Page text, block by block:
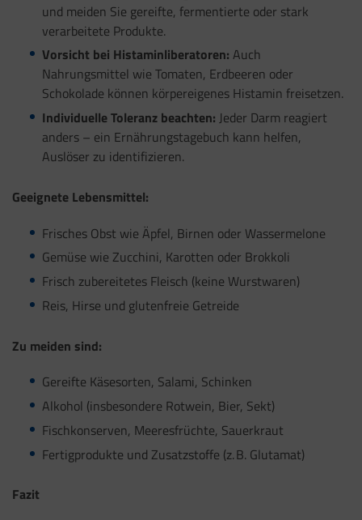
und meiden Sie gereifte, fermentierte oder stark
verarbeitete Produkte.
Vorsicht bei Histaminliberatoren: Auch
Nahrungsmittel wie Tomaten, Erdbeeren oder
Schokolade können körpereigenes Histamin freisetzen.
Individuelle Toleranz beachten: Jeder Darm reagiert
anders – ein Ernährungstagebuch kann helfen,
Auslöser zu identifizieren.
Geeignete Lebensmittel:
Frisches Obst wie Äpfel, Birnen oder Wassermelone
Gemüse wie Zucchini, Karotten oder Brokkoli
Frisch zubereitetes Fleisch (keine Wurstwaren)
Reis, Hirse und glutenfreie Getreide
Zu meiden sind:
Gereifte Käsesorten, Salami, Schinken
Alkohol (insbesondere Rotwein, Bier, Sekt)
Fischkonserven, Meeresfrüchte, Sauerkraut
Fertigprodukte und Zusatzstoffe (z. B. Glutamat)
Fazit